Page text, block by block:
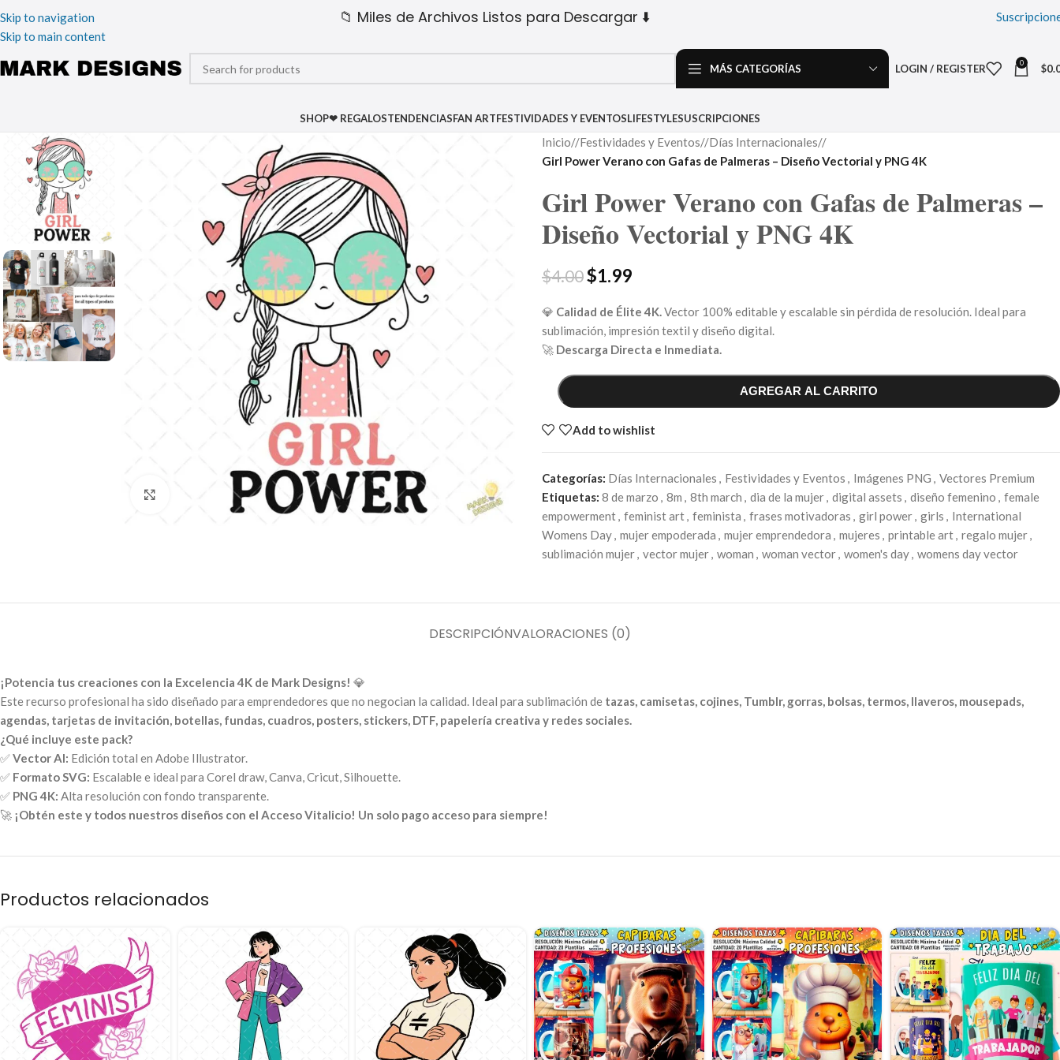
Skip to navigation
Skip to main content
📁 Miles de Archivos Listos para Descargar ⬇️
MÁS CATEGORÍAS LOGIN / REGISTER 0 $
SHOP❤ REGALOSTENDENCIASFAN ARTFESTIVIDADES Y EVENTOSLIFESTYLESUSCRIPCIONES
Click to enlarge
Inicio/ Festividades y Eventos/ Días Internacionales/
Girl Power Verano con Gafas de Palmeras – Diseño Vectorial y PNG 4K
Girl Power Verano con Gafas de Palmeras –
Diseño Vectorial y PNG 4K
$4.00$1.99
💎 Calidad de Élite 4K.Vector 100% editable y escalable sin pérdida de resolución. Ideal para
sublimación, impresión textil y diseño digital.
🚀 Descarga Directa e Inmediata.
AGREGAR AL CARRITO
Add to wishlist
Categorías: Días Internacionales , Festividades y Eventos , Imágenes PNG , Vectores Premium
Etiquetas: 8 de marzo , 8m , 8th march , dia de la mujer, digital assets , diseño femenino , female
empowerment, feminist art, feminista , frases motivadoras , girl power, girls , International
Womens Day, mujer empoderada , mujer emprendedora , mujeres , printable art, regalo mujer,
sublimación mujer, vector mujer, woman , woman vector, women's day, womens day vector
DESCRIPCIÓNVALORACIONES (0)
¡Potencia tus creaciones con la Excelencia 4K de Mark Designs! 💎
Este recurso profesional ha sido diseñado para emprendedores que no negocian la calidad. Ideal para sublimación de tazas, camisetas, cojines, Tumblr, gorras, bolsas, termos, llaveros, mousepads,
agendas, tarjetas de invitación, botellas, fundas, cuadros, posters, stickers, DTF, papelería creativa y redes sociales.
¿Qué incluye este pack?
✅Vector AI: Edición total en Adobe Illustrator.
✅ Formato SVG: Escalable e ideal para Corel draw, Canva, Cricut, Silhouette.
✅ PNG 4K: Alta resolución con fondo transparente.
🚀 ¡Obtén este y todos nuestros diseños con el Acceso Vitalicio! Un solo pago acceso para siempre!
Productos relacionados